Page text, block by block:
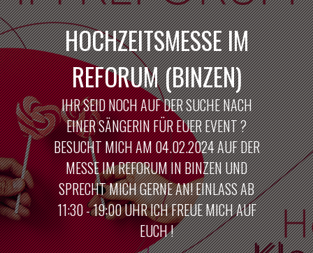
HOCHZEITSMESSE IM
REFORUM (BINZEN)
IHR SEID NOCH AUF DER SUCHE NACH
EINER SÄNGERIN FÜR EUER EVENT ?
BESUCHT MICH AM 04.02.2024 AUF DER
MESSE IM REFORUM IN BINZEN UND
SPRECHT MICH GERNE AN! EINLASS AB
11:30 - 19:00 UHR ICH FREUE MICH AUF
EUCH !